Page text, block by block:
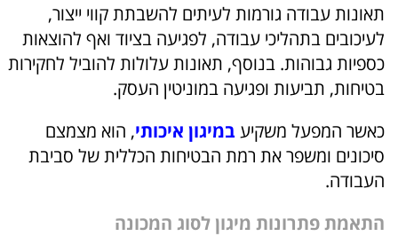
תאונות עבודה גורמות לעיתים להשבתת קווי ייצור,
לעיכובים בתהליכי עבודה, לפגיעה בציוד ואף להוצאות
כספיות גבוהות. בנוסף, תאונות עלולות להוביל לחקירות
בטיחות, תביעות ופגיעה במוניטין העסק.
כאשר המפעל משקיע במיגון איכותי, הוא מצמצם
סיכונים ומשפר את רמת הבטיחות הכללית של סביבת
העבודה.
התאמת פתרונות מיגון לסוג המכונה